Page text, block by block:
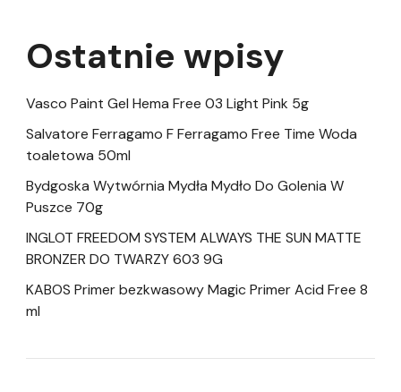
Ostatnie wpisy
Vasco Paint Gel Hema Free 03 Light Pink 5g
Salvatore Ferragamo F Ferragamo Free Time Woda
toaletowa 50ml
Bydgoska Wytwórnia Mydła Mydło Do Golenia W
Puszce 70g
INGLOT FREEDOM SYSTEM ALWAYS THE SUN MATTE
BRONZER DO TWARZY 603 9G
KABOS Primer bezkwasowy Magic Primer Acid Free 8
ml